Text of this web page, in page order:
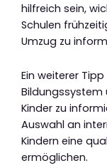
hilfreich sein,
Schulen
Umzug zu
Ein weiterer
Bildungssystem
Kinder zu
Auswahl an
Kindern eine
ermöglichen.